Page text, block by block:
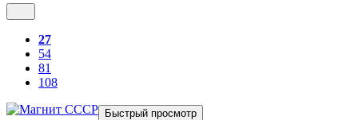
27
54
81
108
Быстрый просмотр